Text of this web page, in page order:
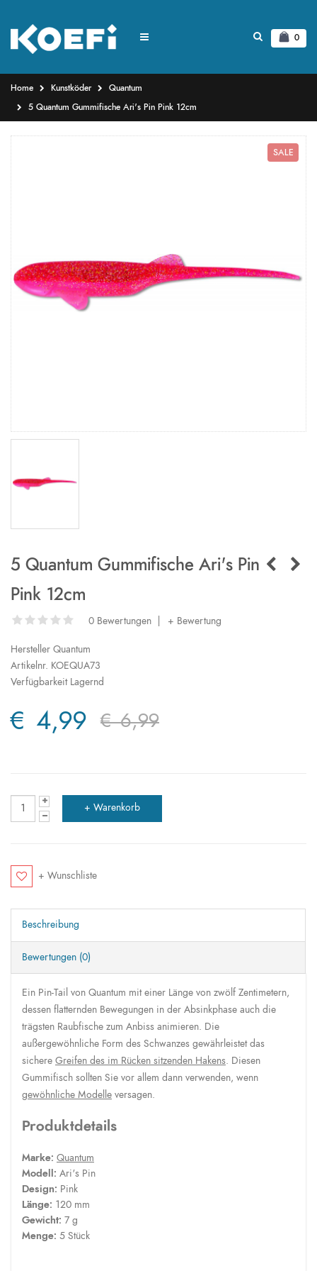
0
Home Kunstköder Quantum
5 Quantum Gummifische Ari's Pin Pink 12cm
SALE
5 Quantum Gummifische Ari's Pin
Pink 12cm
0 Bewertungen + Bewertung
Hersteller Quantum
Artikelnr. KOEQUA73
VerfügbarkeitLagernd
€ 4,99 € 6,99
+ Wunschliste
Beschreibung
Bewertungen (0)
Ein Pin-Tail von Quantum mit einer Länge von zwölf Zentimetern,
dessen flatternden Bewegungen in der Absinkphase auch die
trägsten Raubfische zum Anbiss animieren. Die
außergewöhnliche Form des Schwanzes gewährleistet das
sichere Greifen des im Rücken sitzenden Hakens . Diesen
Gummifisch sollten Sie vor allem dann verwenden, wenn
gewöhnliche Modelle versagen.
Produktdetails
Marke: Quantum
Modell: Ari's Pin
Design: Pink
Länge: 120 mm
Gewicht: 7 g
Menge: 5 Stück